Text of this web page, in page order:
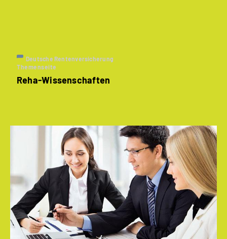
Deutsche Rentenversicherung
Themenseite
Reha-Wissenschaften